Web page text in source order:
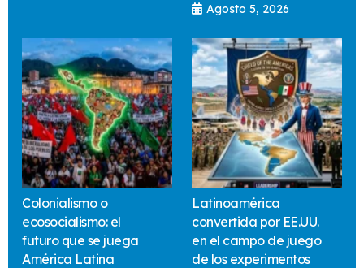
Agosto 5, 2026
Colonialismo o
ecosocialismo: el
futuro que se juega
América Latina
Latinoamérica
convertida por EE.UU.
en el campo de juego
de los experimentos